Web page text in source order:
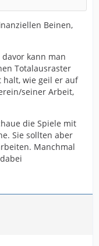
Beinen,
kann man
Totalausraster
halt, wie geil er auf
seiner Arbeit,
die Spiele mit
Sie sollten aber
Manchmal